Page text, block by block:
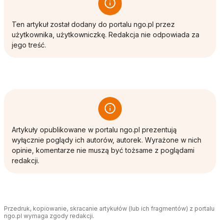
Ten artykuł został dodany do portalu ngo.pl przez
użytkownika, użytkowniczkę. Redakcja nie odpowiada za
jego treść.
Artykuły opublikowane w portalu ngo.pl prezentują
wyłącznie poglądy ich autorów, autorek. Wyrażone w nich
opinie, komentarze nie muszą być tożsame z poglądami
redakcji.
Przedruk, kopiowanie, skracanie artykułów (lub ich fragmentów) z portalu
ngo.pl wymaga zgody redakcji.